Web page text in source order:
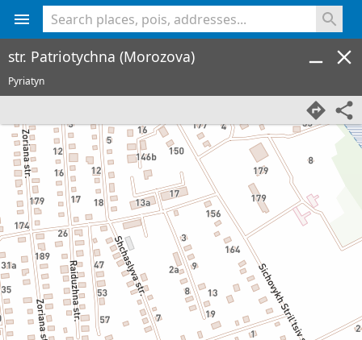
str. Patriotychna (Morozova)
Pyriatyn
<% console.log(hcard) %>